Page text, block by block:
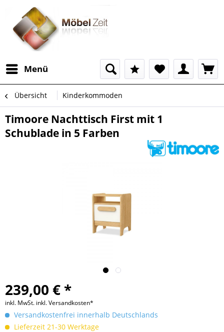
Menü
Übersicht Kinderkommoden
Timoore Nachttisch First mit 1
Schublade in 5 Farben
239,00 € *
inkl. MwSt. inkl. Versandkosten*
Versandkostenfrei innerhalb Deutschlands
Lieferzeit 21-30 Werktage